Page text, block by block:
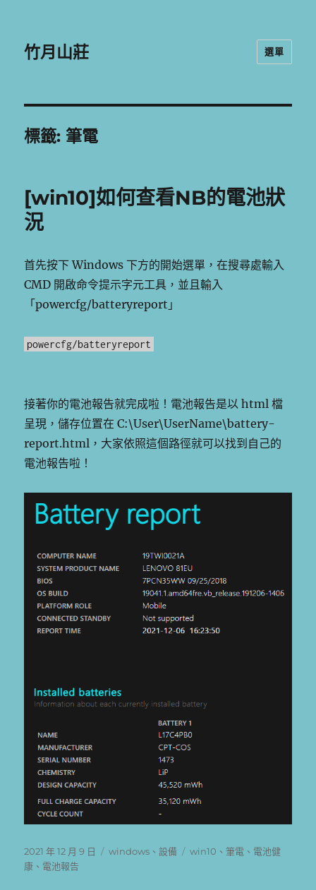
竹月山莊 選單
標籤: 筆電
[win10]如何查看NB的電池狀
況
首先按下 Windows 下方的開始選單，在搜尋處輸入
CMD 開啟命令提示字元工具，並且輸入
「powercfg/batteryreport」
powercfg/batteryreport
接著你的電池報告就完成啦！電池報告是以 html 檔
呈現，儲存位置在 C:\User\UserName\battery-
report.html，大家依照這個路徑就可以找到自己的
電池報告啦！
發
佈
2021 年 12 月 9 日
分
windows 、設備
標
win10 、筆電 、 電池健
康 、 電池報告